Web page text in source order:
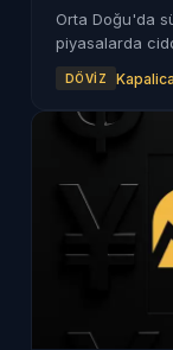
Orta Doğu'da
piyasalarda
DÖVIZ